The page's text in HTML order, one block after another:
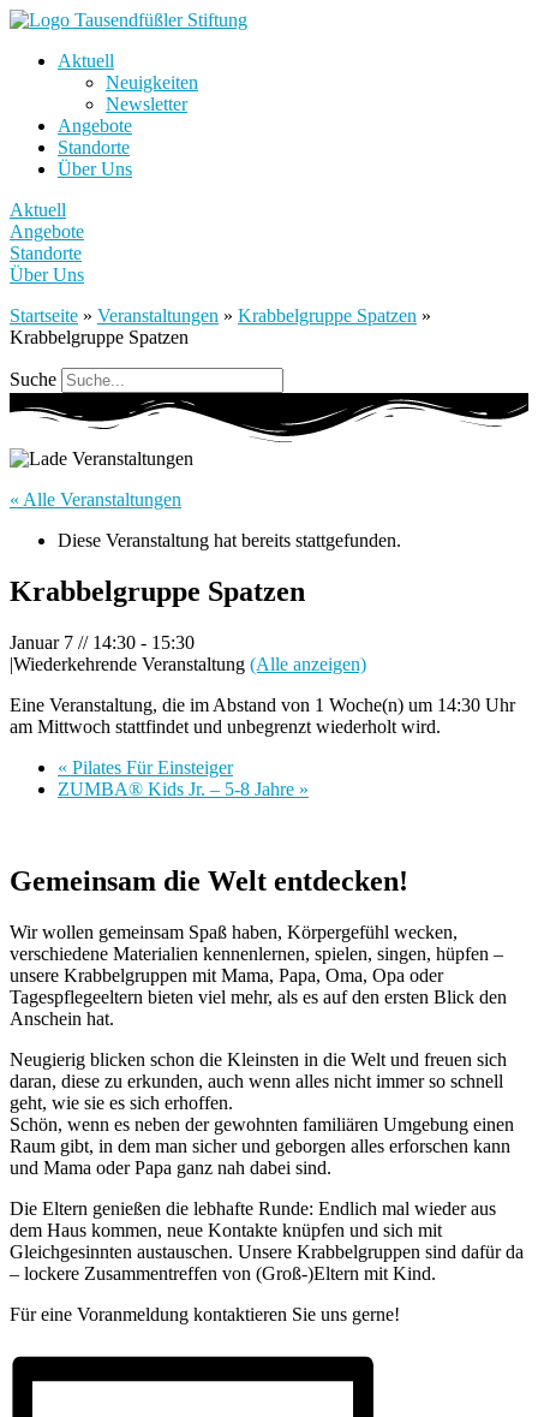
Aktuell
Neuigkeiten
Newsletter
Angebote
Standorte
Über Uns
Aktuell
Angebote
Standorte
Über Uns
Startseite » Veranstaltungen » Krabbelgruppe Spatzen »
Krabbelgruppe Spatzen
Suche
« Alle Veranstaltungen
Diese Veranstaltung hat bereits stattgefunden.
Krabbelgruppe Spatzen
Januar 7 // 14:30 - 15:30
|Wiederkehrende Veranstaltung (Alle anzeigen)
Eine Veranstaltung, die im Abstand von 1 Woche(n) um 14:30 Uhr
am Mittwoch stattfindet und unbegrenzt wiederholt wird.
« Pilates Für Einsteiger
ZUMBA® Kids Jr. – 5-8 Jahre »
Gemeinsam die Welt entdecken!
Wir wollen gemeinsam Spaß haben, Körpergefühl wecken,
verschiedene Materialien kennenlernen, spielen, singen, hüpfen –
unsere Krabbelgruppen mit Mama, Papa, Oma, Opa oder
Tagespflegeeltern bieten viel mehr, als es auf den ersten Blick den
Anschein hat.
Neugierig blicken schon die Kleinsten in die Welt und freuen sich
daran, diese zu erkunden, auch wenn alles nicht immer so schnell
geht, wie sie es sich erhoffen.
Schön, wenn es neben der gewohnten familiären Umgebung einen
Raum gibt, in dem man sicher und geborgen alles erforschen kann
und Mama oder Papa ganz nah dabei sind.
Die Eltern genießen die lebhafte Runde: Endlich mal wieder aus
dem Haus kommen, neue Kontakte knüpfen und sich mit
Gleichgesinnten austauschen. Unsere Krabbelgruppen sind dafür da
– lockere Zusammentreffen von (Groß-)Eltern mit Kind.
Für eine Voranmeldung kontaktieren Sie uns gerne!